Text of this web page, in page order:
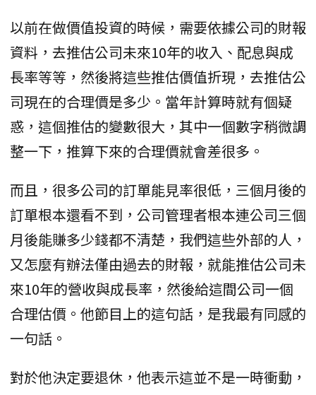
以前在做價值投資的時候，需要依據公司的財報
資料，去推估公司未來10年的收入、配息與成
長率等等，然後將這些推估價值折現，去推估公
司現在的合理價是多少。當年計算時就有個疑
惑，這個推估的變數很大，其中一個數字稍微調
整一下，推算下來的合理價就會差很多。
而且，很多公司的訂單能見率很低，三個月後的
訂單根本還看不到，公司管理者根本連公司三個
月後能賺多少錢都不清楚，我們這些外部的人，
又怎麼有辦法僅由過去的財報，就能推估公司未
來10年的營收與成長率，然後給這間公司一個
合理估價。他節目上的這句話，是我最有同感的
一句話。
對於他決定要退休，他表示這並不是一時衝動，